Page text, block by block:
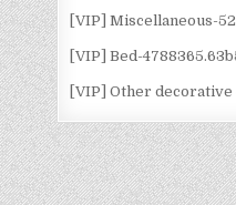
[VIP] Miscellaneous-
[VIP] Bed-
[VIP] Other decorative